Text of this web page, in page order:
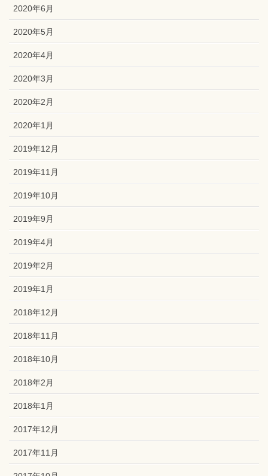
2020年6月
2020年5月
2020年4月
2020年3月
2020年2月
2020年1月
2019年12月
2019年11月
2019年10月
2019年9月
2019年4月
2019年2月
2019年1月
2018年12月
2018年11月
2018年10月
2018年2月
2018年1月
2017年12月
2017年11月